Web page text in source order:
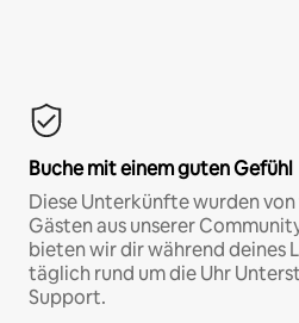
Buche mit einem guten Gefühl
Diese Unterkünfte wurden
Gästen aus unserer
bieten wir dir während deines
täglich rund um die Uhr
Support.